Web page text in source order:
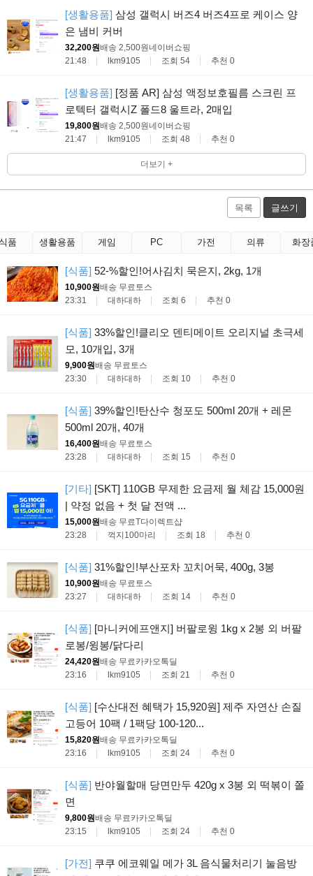
[생활용품] 삼성 갤럭시 버즈4 버즈4프로 케이스 양
은 냄비 커버
32,200원배송 2,500원네이버쇼핑
21:48
lkm9105 조회 54 추천 0
[생활용품] [정품 AR] 삼성 액정보호필름 스크린 프
로텍터 갤럭시Z 폴드8 울트라, 2매입
19,800원배송 2,500원네이버쇼핑
21:47
lkm9105 조회 48 추천 0
더보기 +
목록 글쓰기
품 생활용품 게임 PC 가전 의류 화장
[식품] 52-%할인!어사김치 묵은지, 2kg, 1개
10,900원배송 무료토스
23:31
대하대하 조회 6 추천 0
[식품] 33%할인!클리오 덴티메이트 오리지널 초극세
모, 10개입, 3개
9,900원배송 무료토스
23:30
대하대하 조회 10 추천 0
[식품] 39%할인!탄산수 청포도 500ml 20개 + 레몬
500ml 20개, 40개
16,400원배송 무료토스
23:28
대하대하 조회 15 추천 0
[기타] [SKT] 110GB 무제한 요금제 월 체감 15,000원
| 약정 없음 + 첫 달 전액 ...
15,000원배송 무료T다이렉트샵
23:28
꺽지100마리 조회 18 추천 0
[식품] 31%할인!부산포차 꼬치어묵, 400g, 3봉
10,900원배송 무료토스
23:27
대하대하 조회 14 추천 0
[식품] [마니커에프앤지] 버팔로윙 1kg x 2봉 외 버팔
로봉/윙봉/닭다리
24,420원배송 무료카카오톡딜
23:16
lkm9105 조회 21 추천 0
[식품] [수산대전 혜택가 15,920원] 제주 자연산 손질
고등어 10팩 / 1팩당 100-120...
15,820원배송 무료카카오톡딜
23:16
lkm9105 조회 24 추천 0
[식품] 반야월할매 당면만두 420g x 3봉 외 떡볶이 쫄
면
9,800원배송 무료카카오톡딜
23:15
lkm9105 조회 24 추천 0
[가전] 쿠쿠 에코웨일 메가 3L 음식물처리기 눌음방